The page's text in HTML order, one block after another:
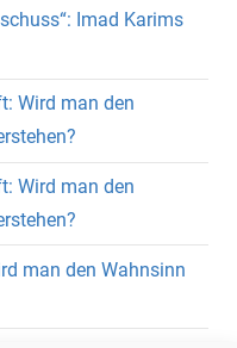
Imad Karims
Wird man den
Wird man den
man den Wahnsinn